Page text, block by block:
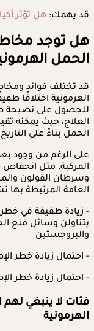
قد يهمك: هل تؤثر
هل توجد
الحمل
قد تختلف فوائد
الهرمونية اختلافًا
للحصول على نصيحة
العلاج، حيث يمكنه
الحمل بناءً على
على الرغم من وجود
المركبة، مثل
وسرطان القولون
العامة المرتبطة بها
- زيادة طفيفة في خطر
يتناولن وسائل منع
والبروجستين
- احتمال زيادة خطر
- احتمال زيادة خطر
فئات لا ينبغي
الهرمونية